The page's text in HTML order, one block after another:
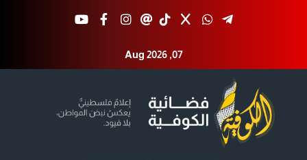
Aug 2026 ,07